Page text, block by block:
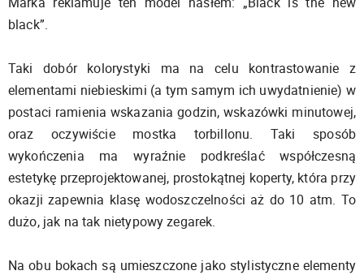
black”.
Taki dobór kolorystyki ma na celu kontrastowanie z
elementami niebieskimi (a tym samym ich uwydatnienie) w
postaci ramienia wskazania godzin, wskazówki minutowej,
oraz oczywiście mostka torbillonu. Taki sposób
wykończenia ma wyraźnie podkreślać współczesną
estetykę przeprojektowanej, prostokątnej koperty, która przy
okazji zapewnia klasę wodoszczelności aż do 10 atm. To
dużo, jak na tak nietypowy zegarek.
Na obu bokach są umieszczone jako stylistyczne elementy